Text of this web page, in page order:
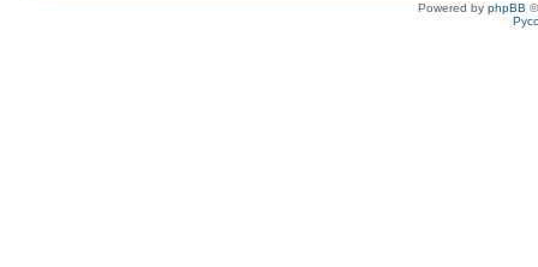
Powered by phpBB